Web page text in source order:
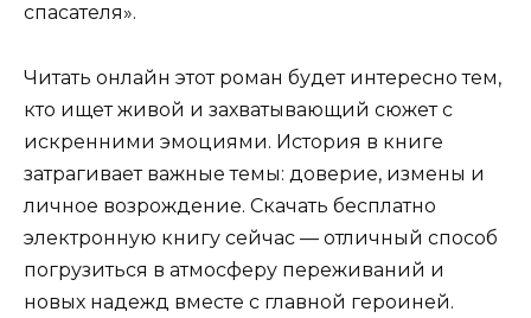
спасателя».
Читать онлайн этот роман будет интересно тем,
кто ищет живой и захватывающий сюжет с
искренними эмоциями. История в книге
затрагивает важные темы: доверие, измены и
личное возрождение. Скачать бесплатно
электронную книгу сейчас — отличный способ
погрузиться в атмосферу переживаний и
новых надежд вместе с главной героиней.